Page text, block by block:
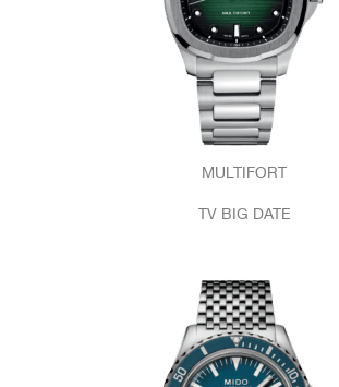
MULTIFORT
TV BIG DATE